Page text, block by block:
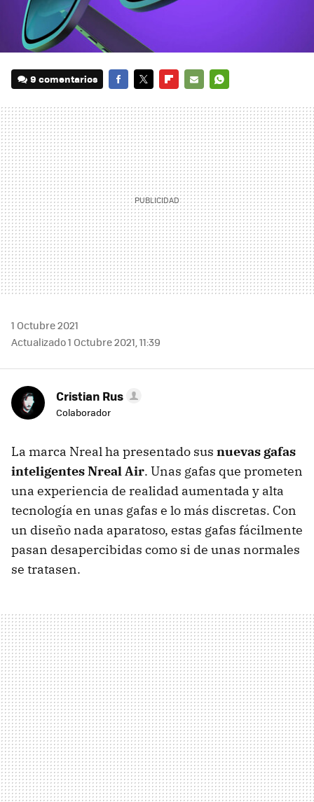
9 comentarios
MAIL
1 Octubre 2021
Actualizado 1 Octubre 2021, 11:39
Cristian Rus
Colaborador
La marca Nreal ha presentado sus nuevas gafas
inteligentes Nreal Air. Unas gafas que prometen
una experiencia de realidad aumentada y alta
tecnología en unas gafas e lo más discretas. Con
un diseño nada aparatoso, estas gafas fácilmente
pasan desapercibidas como si de unas normales
se tratasen.